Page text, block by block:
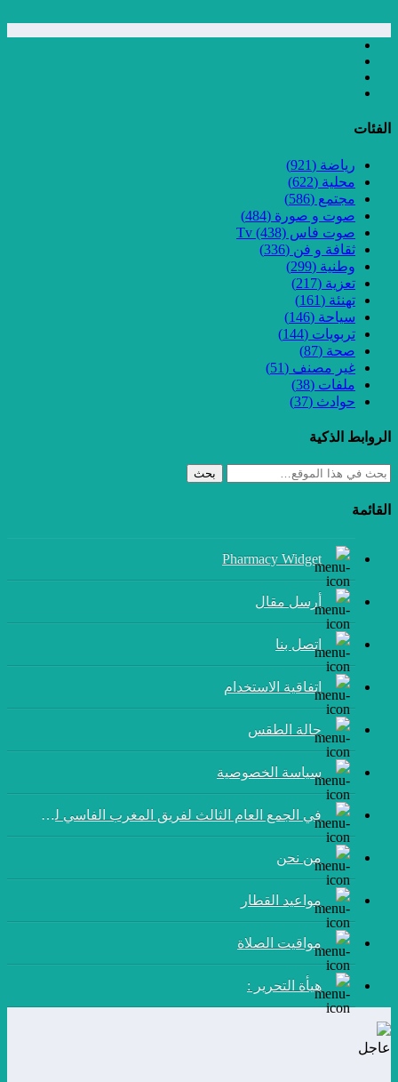
الفئات
رياضة (921)
محلية (622)
مجتمع (586)
صوت و صورة (484)
صوت فاس Tv (438)
ثقافة و فن (336)
وطنية (299)
تعزية (217)
تهنئة (161)
سياحة (146)
تربويات (144)
صحة (87)
غير مصنف (51)
ملفات (38)
حوادث (37)
الروابط الذكية
بحث
القائمة
Pharmacy Widget
أرسل مقال
إتصل بنا
اتفاقية الاستخدام
حالة الطقس
سياسة الخصوصية
في الجمع العام الثالث لفريق المغرب الفاسي لكرة القدم:
من نحن
مواعيد القطار
مواقيت الصلاة
هيأة التحرير :
عاجل